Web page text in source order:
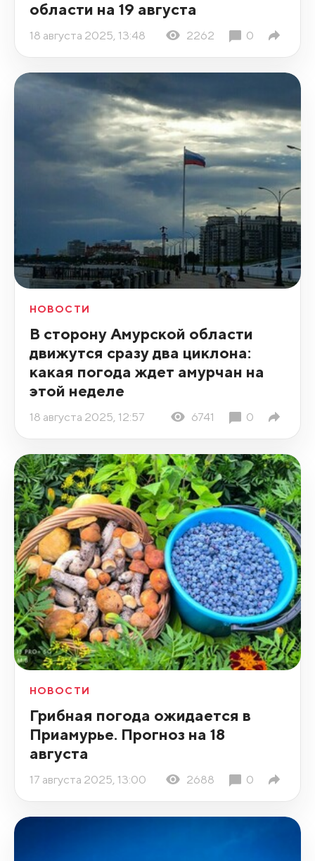
области на 19 августа
18 августа 2025, 13:48 2262 0
НОВОСТИ
В сторону Амурской области
движутся сразу два циклона:
какая погода ждет амурчан на
этой неделе
18 августа 2025, 12:57 6741 0
НОВОСТИ
Грибная погода ожидается в
Приамурье. Прогноз на 18
августа
17 августа 2025, 13:00 2688 0